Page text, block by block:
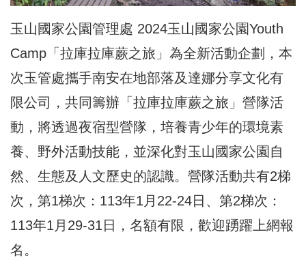
玉山國家公園管理處 2024玉山國家公園Youth
Camp「拉庫拉庫蕨之旅」為全新活動企劃，本
次玉管處攜手南安在地部落及達娜分享文化有
限公司，共同籌辦「拉庫拉庫蕨之旅」營隊活
動，將透過夜宿型營隊，培養青少年的環境素
養、野外活動技能，並深化對玉山國家公園自
然、生態及人文歷史的認識。營隊活動共有2梯
次，第1梯次：113年1月22-24日、第2梯次：
113年1月29-31日，名額有限，歡迎踴躍上網報
名。